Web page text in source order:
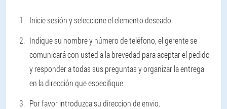
Inicie sesión y seleccione el elemento deseado.
Indique su nombre y número de teléfono, el gerente se
comunicará con usted a la brevedad para aceptar el pedido
y responder a todas sus preguntas y organizar la entrega
en la dirección que especifique.
Por favor introduzca su direccion de envio.